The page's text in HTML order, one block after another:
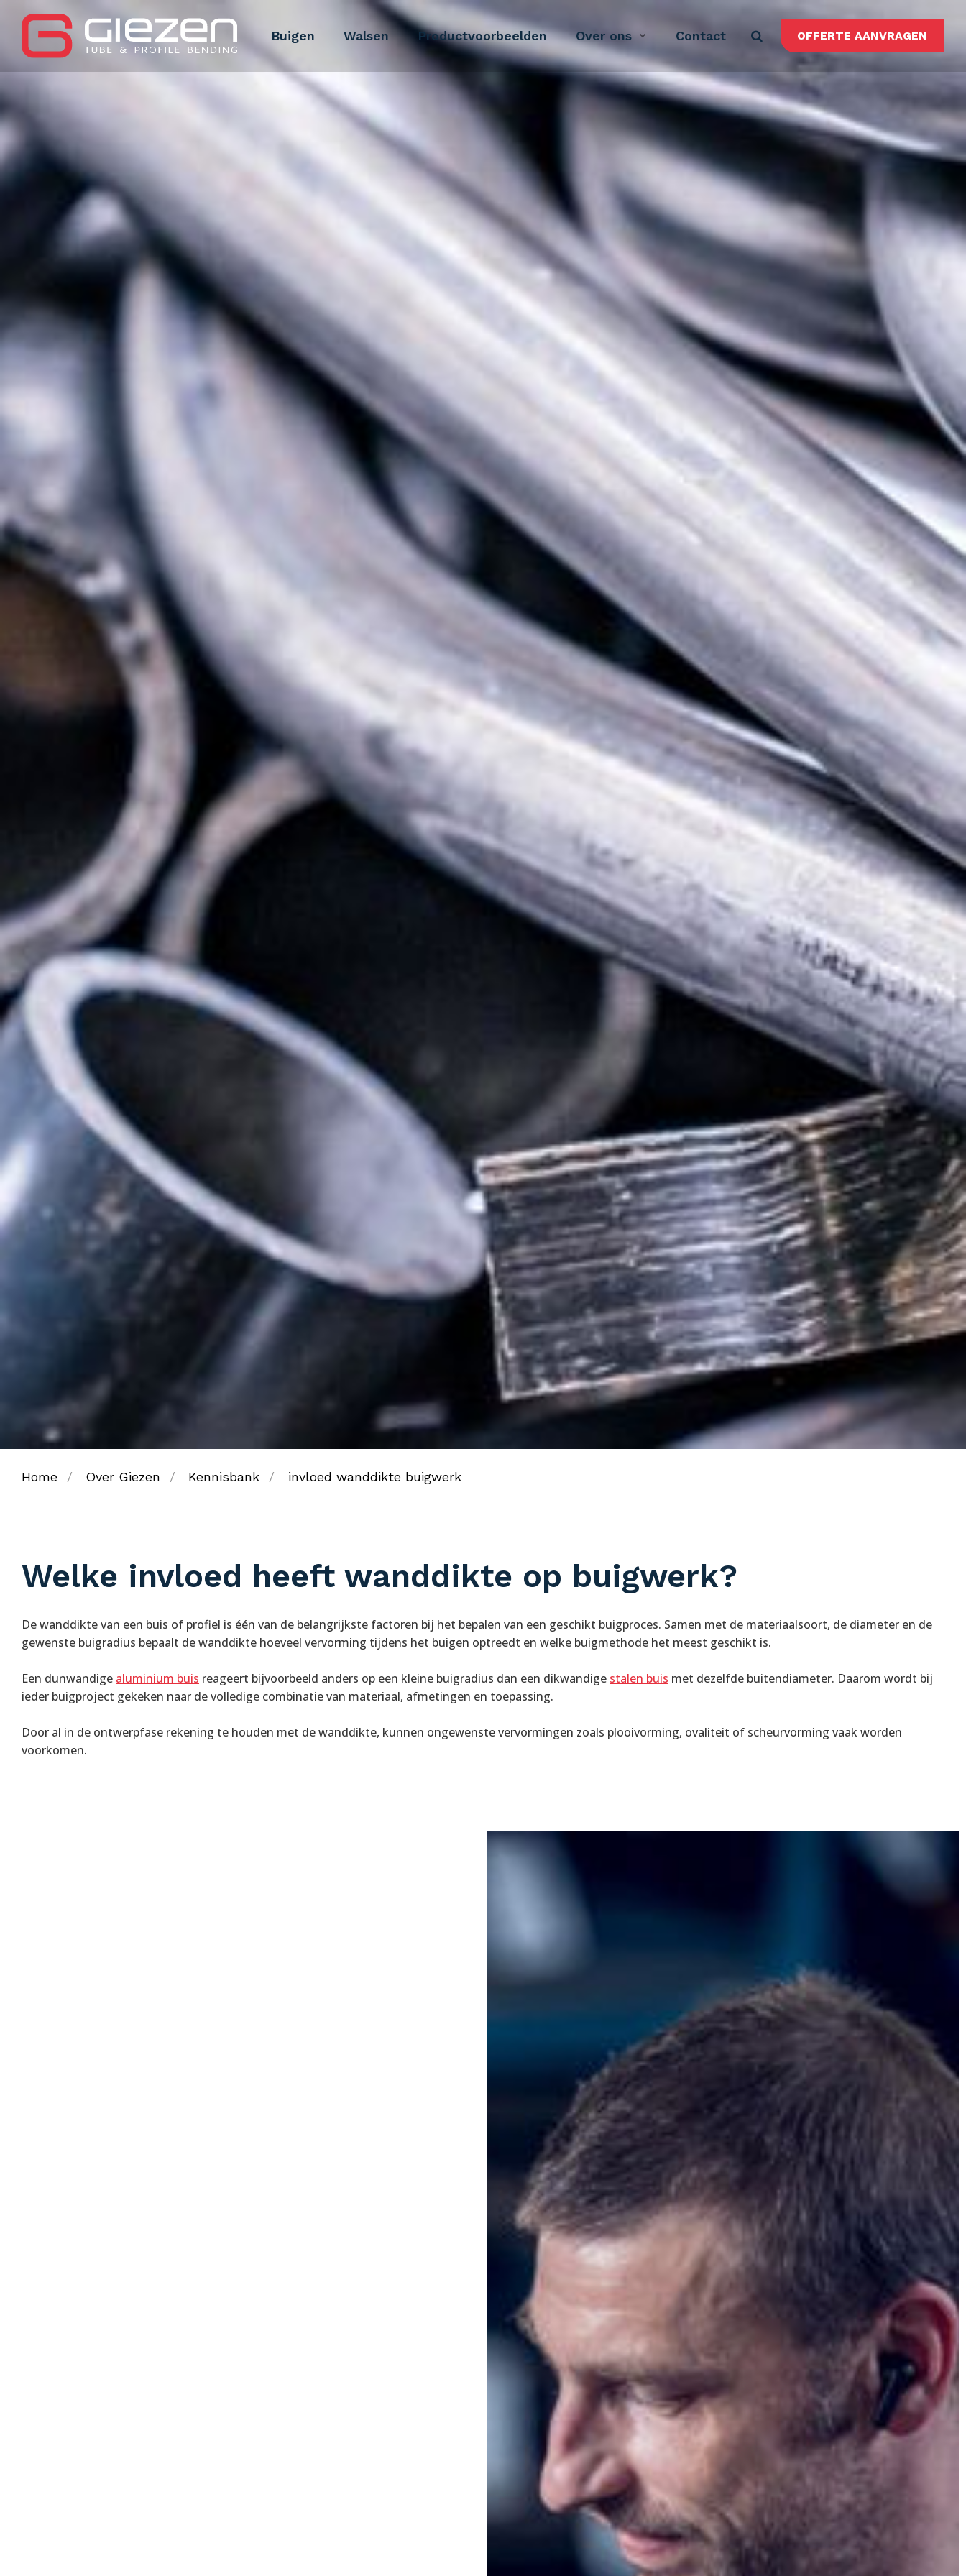
Buigen Walsen Productvoorbeelden Over ons Contact OFFERTE AANVRAGEN
Home Over Giezen Kennisbank invloed wanddikte buigwerk
Welke invloed heeft wanddikte op buigwerk?
De wanddikte van een buis of profiel is één van de belangrijkste factoren bij het bepalen van een geschikt buigproces. Samen met de materiaalsoort, de diameter en de
gewenste buigradius bepaalt de wanddikte hoeveel vervorming tijdens het buigen optreedt en welke buigmethode het meest geschikt is.
Een dunwandige aluminium buis reageert bijvoorbeeld anders op een kleine buigradius dan een dikwandige stalen buis met dezelfde buitendiameter. Daarom wordt bij
ieder buigproject gekeken naar de volledige combinatie van materiaal, afmetingen en toepassing.
Door al in de ontwerpfase rekening te houden met de wanddikte, kunnen ongewenste vervormingen zoals plooivorming, ovaliteit of scheurvorming vaak worden
voorkomen.